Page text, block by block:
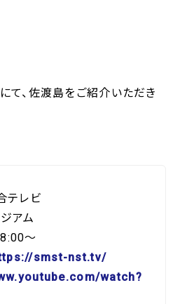
て、佐渡島をご紹介いただき
テレビ
アム
～
smst-nst.tv/
watch?